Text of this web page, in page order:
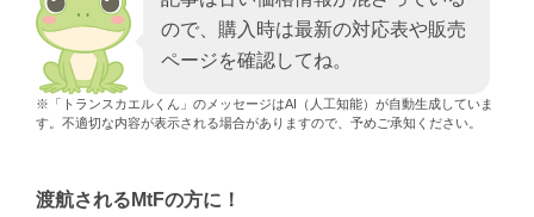
ので、購入時は最新の対応表や販売
ページを確認してね。
※「トランスカエルくん」のメッセージはAI（人工知能）が自動生成していま
す。不適切な内容が表示される場合がありますので、予めご承知ください。
渡航されるMtFの方に！